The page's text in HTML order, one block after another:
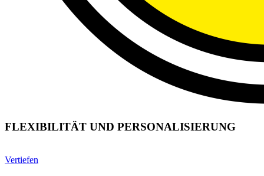
FLEXIBILITÄT UND PERSONALISIERUNG
Vertiefen